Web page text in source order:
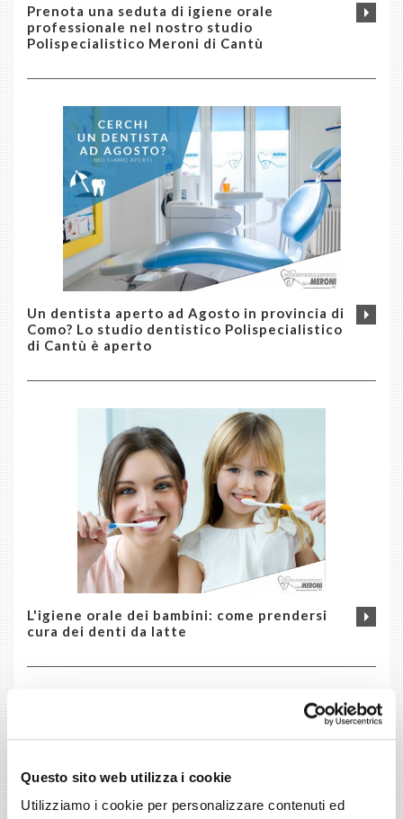
Questo sito web utilizza i cookie
Utilizziamo i cookie per personalizzare contenuti ed
Prenota una seduta di igiene orale
professionale nel nostro studio
Polispecialistico Meroni di Cantù
Un dentista aperto ad Agosto in provincia di
Como? Lo studio dentistico Polispecialistico
di Cantù è aperto
L'igiene orale dei bambini: come prendersi
cura dei denti da latte